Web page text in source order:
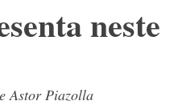
neste
Astor Piazolla